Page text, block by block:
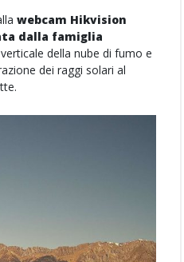
webcam Hikvision
dalla famiglia
della nube di fumo e
dei raggi solari al